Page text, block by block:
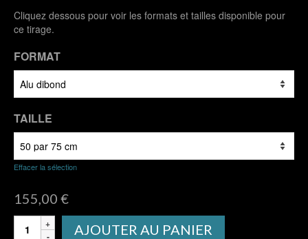
prix :
Cliquez dessous pour voir les formats et tailles disponible pour
ce tirage.
FORMAT
TAILLE
Effacer la sélection
155,00 €
quantité
AJOUTER AU PANIER